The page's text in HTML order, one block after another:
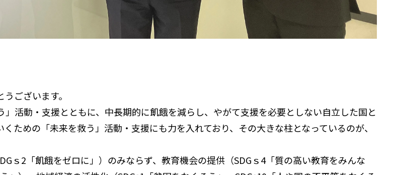
ございます。
活動・支援とともに、中長期的に飢餓を減らし、やがて支援を必要としない自立した国と
ための「未来を救う」活動・支援にも力を入れており、その大きな柱となっているのが、
ｓ2「飢餓をゼロに」）のみならず、教育機会の提供（SDGｓ4「質の高い教育をみんな